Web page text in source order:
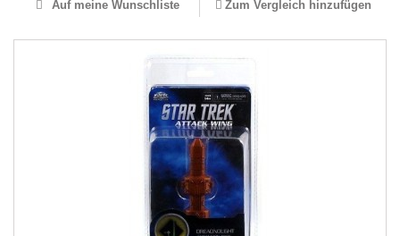
Auf meine Wunschliste Zum Vergleich hinzufügen